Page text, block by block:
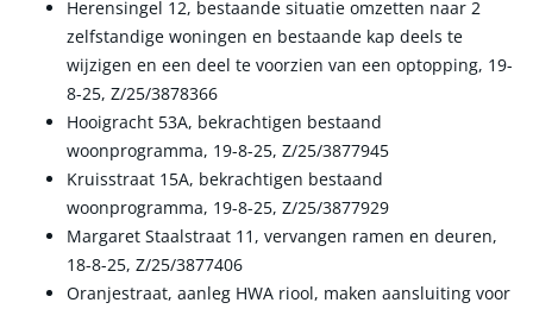
Herensingel 12, bestaande situatie omzetten naar 2
zelfstandige woningen en bestaande kap deels te
wijzigen en een deel te voorzien van een optopping, 19-
8-25, Z/25/3878366
Hooigracht 53A, bekrachtigen bestaand
woonprogramma, 19-8-25, Z/25/3877945
Kruisstraat 15A, bekrachtigen bestaand
woonprogramma, 19-8-25, Z/25/3877929
Margaret Staalstraat 11, vervangen ramen en deuren,
18-8-25, Z/25/3877406
Oranjestraat, aanleg HWA riool, maken aansluiting voor